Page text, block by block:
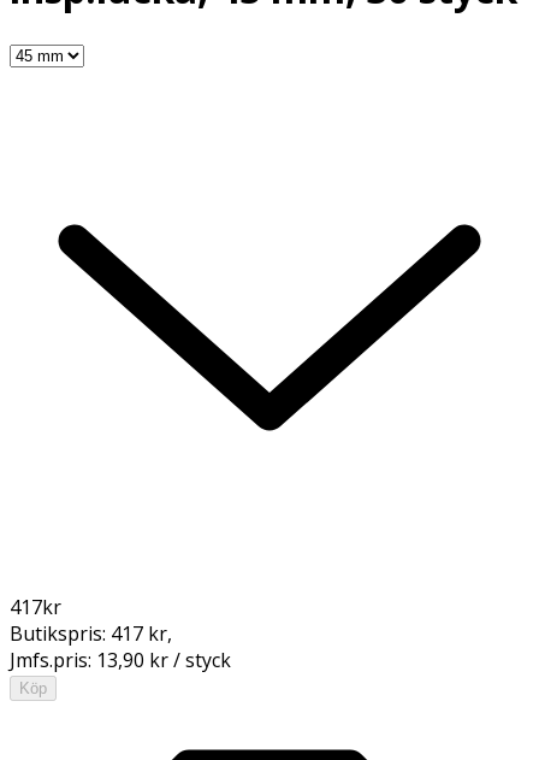
417kr
Butikspris: 417 kr,
Jmfs.pris: 13,90 kr / styck
Köp